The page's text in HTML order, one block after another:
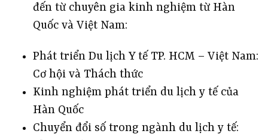
đến từ chuyên gia kinh nghiệm từ Hàn
Quốc và Việt Nam:
Phát triển Du lịch Y tế TP. HCM – Việt Nam:
Cơ hội và Thách thức
Kinh nghiệm phát triển du lịch y tế của
Hàn Quốc
Chuyển đổi số trong ngành du lịch y tế: